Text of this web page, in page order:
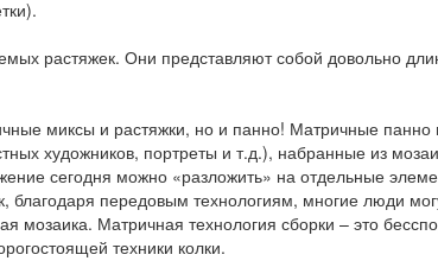
растяжек. Они представляют собой довольно
миксы и растяжки, но и панно! Матричные панно
художников, портреты и т.д.), набранные из
сегодня можно «разложить» на отдельные
благодаря передовым технологиям, многие люди
мозаика. Матричная технология сборки – это
техники колки.